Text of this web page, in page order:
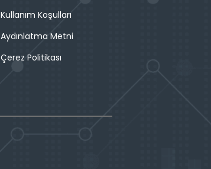
Kullanım Koşulları
Aydınlatma Metni
Çerez Politikası